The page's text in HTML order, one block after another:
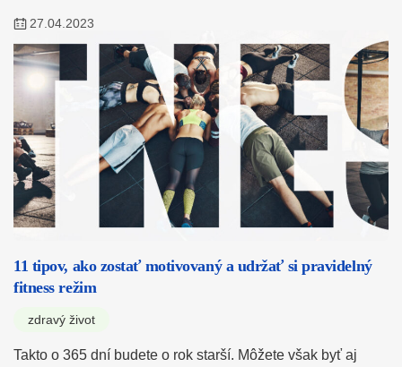
27.04.2023
11 tipov, ako zostať motivovaný a udržať si pravidelný
fitness režim
zdravý život
Takto o 365 dní budete o rok starší. Môžete však byť aj